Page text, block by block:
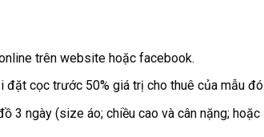
trên website hoặc facebook.
đặt cọc trước 50% giá trị cho thuê của mẫu đó.
3 ngày (size áo; chiều cao và cân nặng;